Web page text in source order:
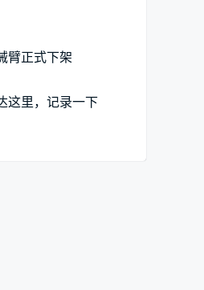
臂正式下架
这里，记录一下